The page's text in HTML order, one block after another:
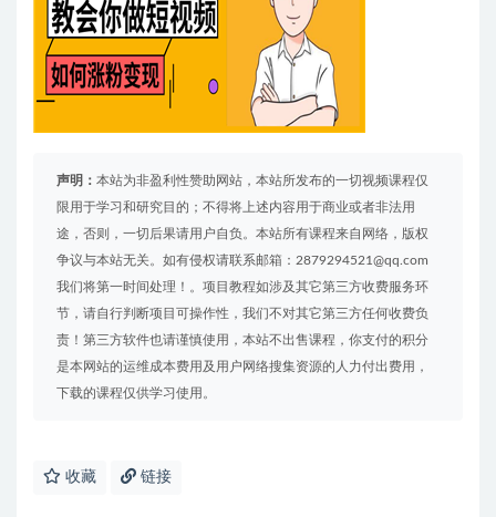
声明： 本站为非盈利性赞助网站，本站所发布的一切视频课程仅
限用于学习和研究目的；不得将上述内容用于商业或者非法用
途，否则，一切后果请用户自负。本站所有课程来自网络，版权
争议与本站无关。如有侵权请联系邮箱：2879294521@qq.com
我们将第一时间处理！。项目教程如涉及其它第三方收费服务环
节，请自行判断项目可操作性，我们不对其它第三方任何收费负
责！第三方软件也请谨慎使用，本站不出售课程，你支付的积分
是本网站的运维成本费用及用户网络搜集资源的人力付出费用，
下载的课程仅供学习使用。
收藏 链接